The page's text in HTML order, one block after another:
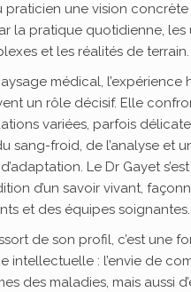
praticien une vision concrète
la pratique quotidienne, les
et les réalités de terrain.
médical, l’expérience
un rôle décisif. Elle
variées, parfois
sang-froid, de l’analyse et
Le Dr Gayet
d’un savoir vivant,
et des équipes soignantes.
de son profil, c’est une
intellectuelle : l’envie de
des maladies, mais aussi